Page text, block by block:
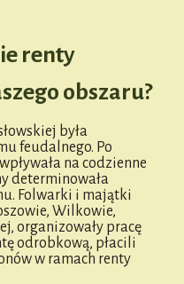
renty
obszaru?
była
feudalnego. Po
na codzienne
determinowała
Folwarki i majątki
Wilkowie,
organizowały pracę
odrobkową, płacili
w ramach renty